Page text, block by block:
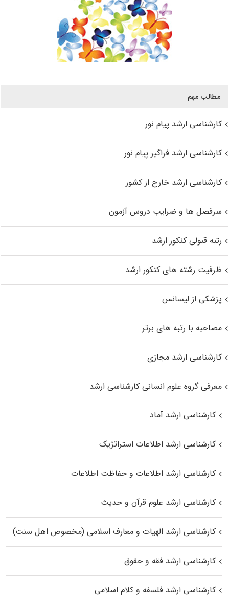
مطالب مهم
کارشناسی ارشد پیام نور
کارشناسی ارشد فراگیر پیام نور
کارشناسی ارشد خارج از کشور
سرفصل ها و ضرایب دروس آزمون
رتبه قبولی کنکور ارشد
ظرفیت رشته های کنکور ارشد
پزشکی از لیسانس
مصاحبه با رتبه های برتر
کارشناسی ارشد مجازی
معرفی گروه علوم انسانی کارشناسی ارشد
کارشناسی ارشد آماد
کارشناسی ارشد اطلاعات استراتژیک
کارشناسی ارشد اطلاعات و حفاظت اطلاعات
کارشناسی ارشد علوم قرآن و حدیث
کارشناسی ارشد الهیات و معارف اسلامی (مخصوص اهل سنت)
کارشناسی ارشد فقه و حقوق
کارشناسی ارشد فلسفه و کلام اسلامی